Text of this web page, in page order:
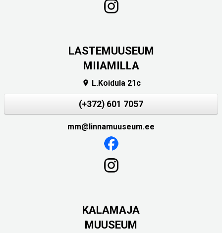
LASTEMUUSEUM
MIIAMILLA
 L.Koidula 21c
(+372) 601 7057
mm@linnamuuseum.ee
KALAMAJA
MUUSEUM